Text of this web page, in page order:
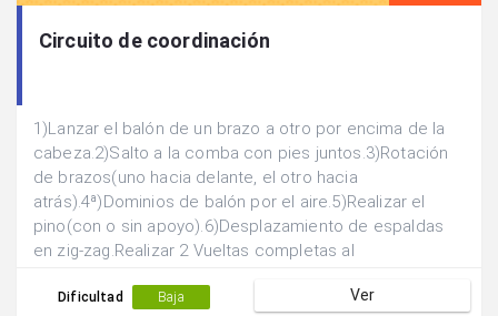
Circuito de coordinación
1)Lanzar el balón de un brazo a otro por encima de la
cabeza.2)Salto a la comba con pies juntos.3)Rotación
de brazos(uno hacia delante, el otro hacia
atrás).4ª)Dominios de balón por el aire.5)Realizar el
pino(con o sin apoyo).6)Desplazamiento de espaldas
en zig-zag.Realizar 2 Vueltas completas al
acción 20” de recuperación.
Dificultad Baja Ver